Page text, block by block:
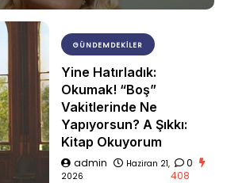
GÜNDEMDEKILER
Yine Hatırladık:
Okumak! “Boş”
Vakitlerinde Ne
Yapıyorsun? A Şıkkı:
Kitap Okuyorum
admin
Haziran 21,
2026
0
408